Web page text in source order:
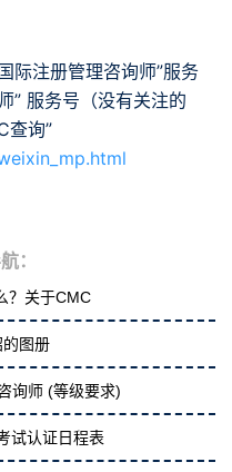
际注册管理咨询师”服务
” 服务号（没有关注的
查询”
：
？关于CMC
图册
询师 (等级要求)
试认证日程表